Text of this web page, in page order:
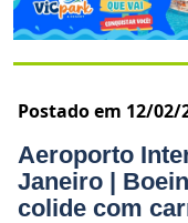
Postado em 12/02/
Aeroporto
Janeiro |
colide com